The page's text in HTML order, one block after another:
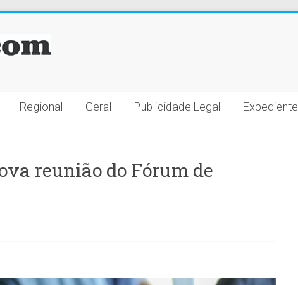
Regional Geral Publicidade Legal Expediente
reunião do Fórum de